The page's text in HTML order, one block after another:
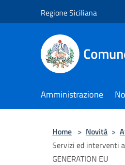
Regione Siciliana
Amministrazione
Home > Novità >
Servizi ed interventi a
GENERATION EU